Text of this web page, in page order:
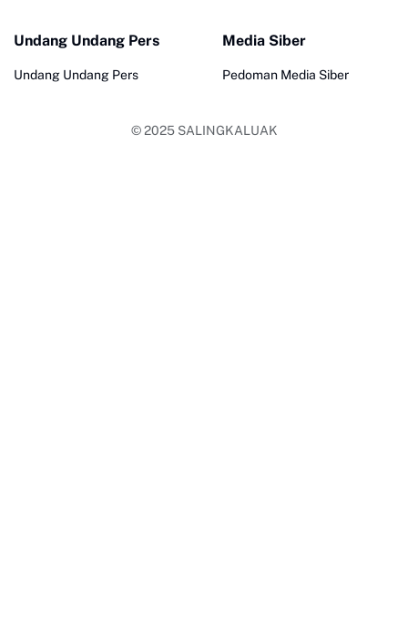
Undang Undang Pers
Undang Undang Pers
Media Siber
Pedoman Media Siber
© 2025 SALINGKALUAK